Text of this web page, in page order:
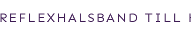
REFLEXHALSBAND TILL